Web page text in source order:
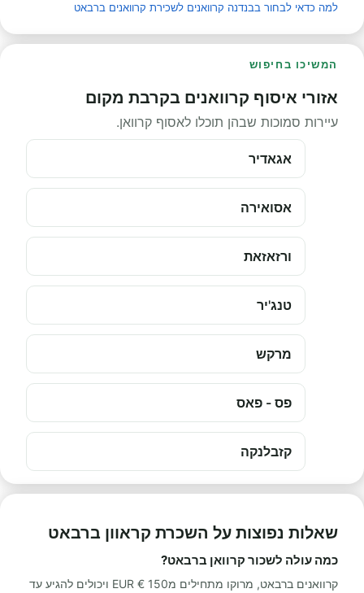
למה כדאי לבחור בבנדנה קרוואנים לשכירת קרוואנים ברבאט
המשיכו בחיפוש
אזורי איסוף קרוואנים בקרבת מקום
עיירות סמוכות שבהן תוכלו לאסוף קרוואן.
אגאדיר
אסואירה
ורזאזאת
טנג'יר
מרקש
פס - פאס
קזבלנקה
שאלות נפוצות על השכרת קראוון ברבאט
כמה עולה לשכור קרוואן ברבאט?
קרוואנים ברבאט, מרוקו מתחילים מ150 € EUR ויכולים להגיע עד